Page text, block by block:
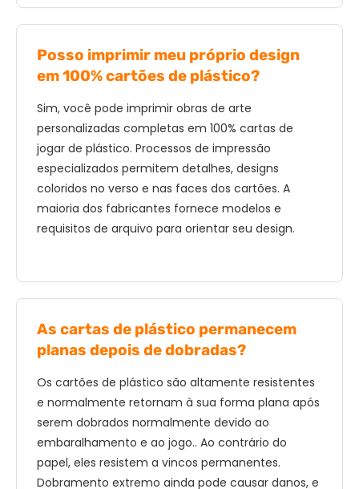
Posso imprimir meu próprio design
em 100% cartões de plástico?
Sim, você pode imprimir obras de arte
personalizadas completas em 100% cartas de
jogar de plástico. Processos de impressão
especializados permitem detalhes, designs
coloridos no verso e nas faces dos cartões. A
maioria dos fabricantes fornece modelos e
requisitos de arquivo para orientar seu design.
As cartas de plástico permanecem
planas depois de dobradas?
Os cartões de plástico são altamente resistentes
e normalmente retornam à sua forma plana após
serem dobrados normalmente devido ao
embaralhamento e ao jogo.. Ao contrário do
papel, eles resistem a vincos permanentes.
Dobramento extremo ainda pode causar danos, e